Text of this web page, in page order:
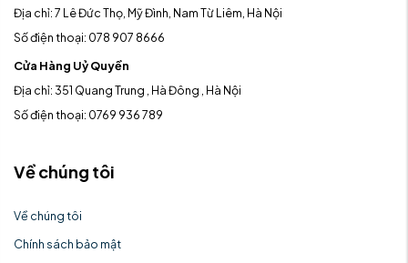
Địa chỉ: 7 Lê Đức Thọ, Mỹ Đình, Nam Từ Liêm, Hà Nội
Số điện thoại: 078 907 8666
Cửa Hàng Uỷ Quyền
Địa chỉ: 351 Quang Trung , Hà Đông , Hà Nội
Số điện thoại: 0769 936 789
Về chúng tôi
Về chúng tôi
Chính sách bảo mật